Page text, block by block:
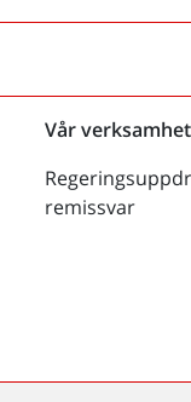
Vår verksamhet
remissvar